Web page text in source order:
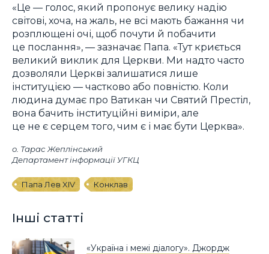
«Це — голос, який пропонує велику надію
світові, хоча, на жаль, не всі мають бажання чи
розплющені очі, щоб почути й побачити
це послання», — зазначає Папа. «Тут криється
великий виклик для Церкви. Ми надто часто
дозволяли Церкві залишатися лише
інституцією — частково або повністю. Коли
людина думає про Ватикан чи Святий Престіл,
вона бачить інституційні виміри, але
це не є серцем того, чим є і має бути Церква».
о. Тарас Жеплінський
Департамент інформації УГКЦ
Папа Лев XIV Конклав
Інші статті
«Україна і межі діалогу». Джордж